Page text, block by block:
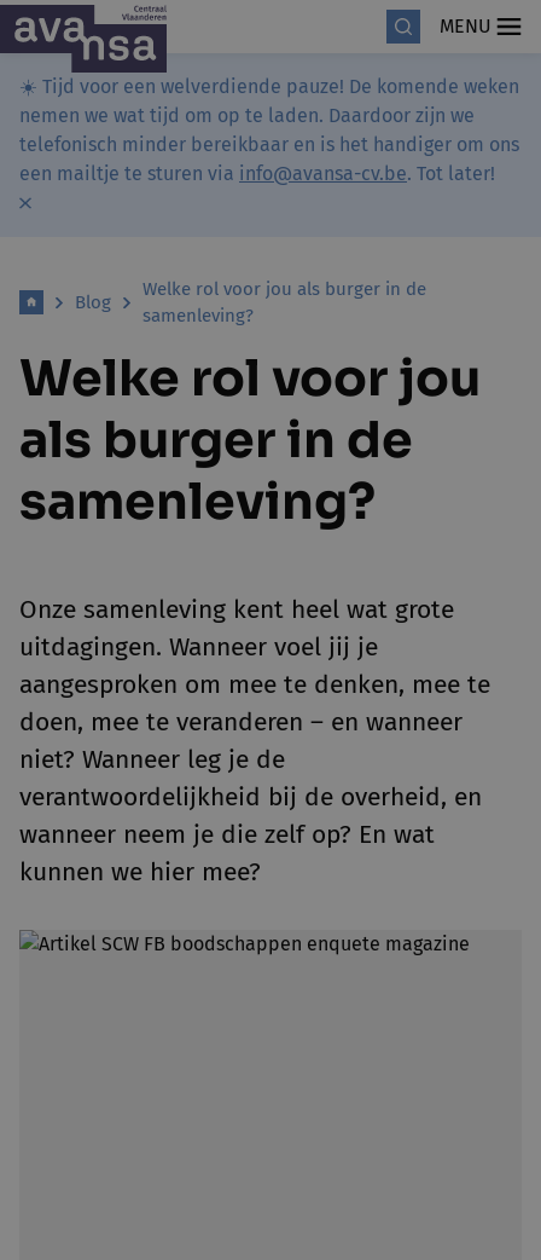
MENU
☀️ Tijd voor een welverdiende pauze! De komende weken
nemen we wat tijd om op te laden. Daardoor zijn we
telefonisch minder bereikbaar en is het handiger om ons
een mailtje te sturen via info@avansa-cv.be. Tot later!
Blog
Welke rol voor jou als burger in de
samenleving?
Welke rol voor jou
als burger in de
samenleving?
Onze samenleving kent heel wat grote
uitdagingen. Wanneer voel jij je
aangesproken om mee te denken, mee te
doen, mee te veranderen – en wanneer
niet? Wanneer leg je de
verantwoordelijkheid bij de overheid, en
wanneer neem je die zelf op? En wat
kunnen we hier mee?